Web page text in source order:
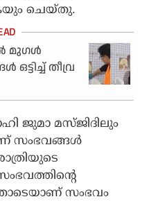
ചെയ്തു.
മുഗൾ
തീവ്ര
ജുമാ മസ്ജിദിലും
സംഭവങ്ങൾ
സംഭവം